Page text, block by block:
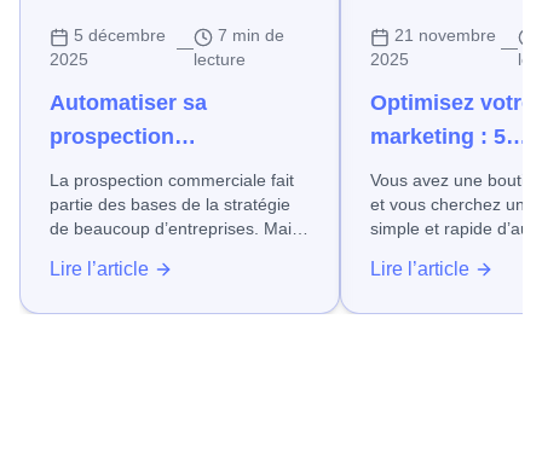
5 décembre
2025
—
7 min de
lecture
Automatiser sa
prospection
commerciale :
avantages, limites et
bonnes pratiques
La prospection commerciale fait
partie des bases de la stratégie
de beaucoup d’entreprises. Mais
plus chronophages. Face à la
Lire l’article
21 novembre
2025
—
Optimisez votre
marketing : 5
pour augmenter
ventes
Vous avez une
et vous cherchez un moyen
simple et rapide
y consacrer des
Lire l’article